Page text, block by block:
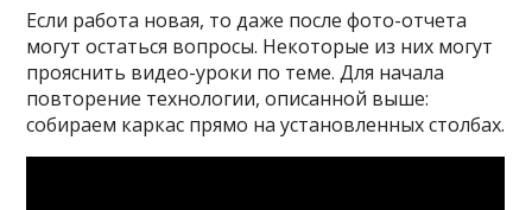
Если работа новая, то даже после фото-отчета
могут остаться вопросы. Некоторые из них могут
прояснить видео-уроки по теме. Для начала
повторение технологии, описанной выше:
собираем каркас прямо на установленных столбах.